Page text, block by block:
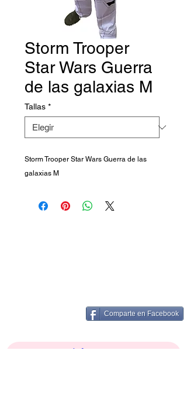
Storm Trooper
Star Wars Guerra
de las galaxias M
Tallas *
Storm Trooper Star Wars Guerra de las
galaxias M
Comparte en Facebook